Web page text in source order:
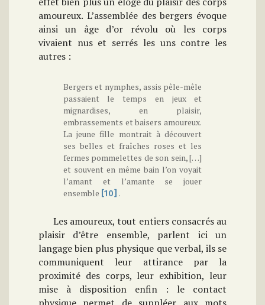
amoureux. L’assemblée des bergers évoque
ainsi un âge d’or révolu où les corps
vivaient nus et serrés les uns contre les
autres :
Bergers et nymphes, assis pêle-mêle
passaient le temps en jeux et
mignardises, en plaisir,
embrassements et baisers amoureux.
La jeune fille montrait à découvert
ses belles et fraîches roses et les
fermes pommelettes de son sein, […]
et souvent en même bain l’on voyait
l’amant et l’amante se jouer
ensemble [10] .
Les amoureux, tout entiers consacrés au
plaisir d’être ensemble, parlent ici un
langage bien plus physique que verbal, ils se
communiquent leur attirance par la
proximité des corps, leur exhibition, leur
mise à disposition enfin : le contact